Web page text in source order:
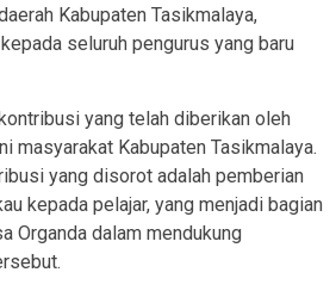
Kabupaten Tasikmalaya,
seluruh pengurus yang baru
yang telah diberikan oleh
masyarakat Kabupaten Tasikmalaya.
yang disorot adalah pemberian
kepada pelajar, yang menjadi bagian
Organda dalam mendukung